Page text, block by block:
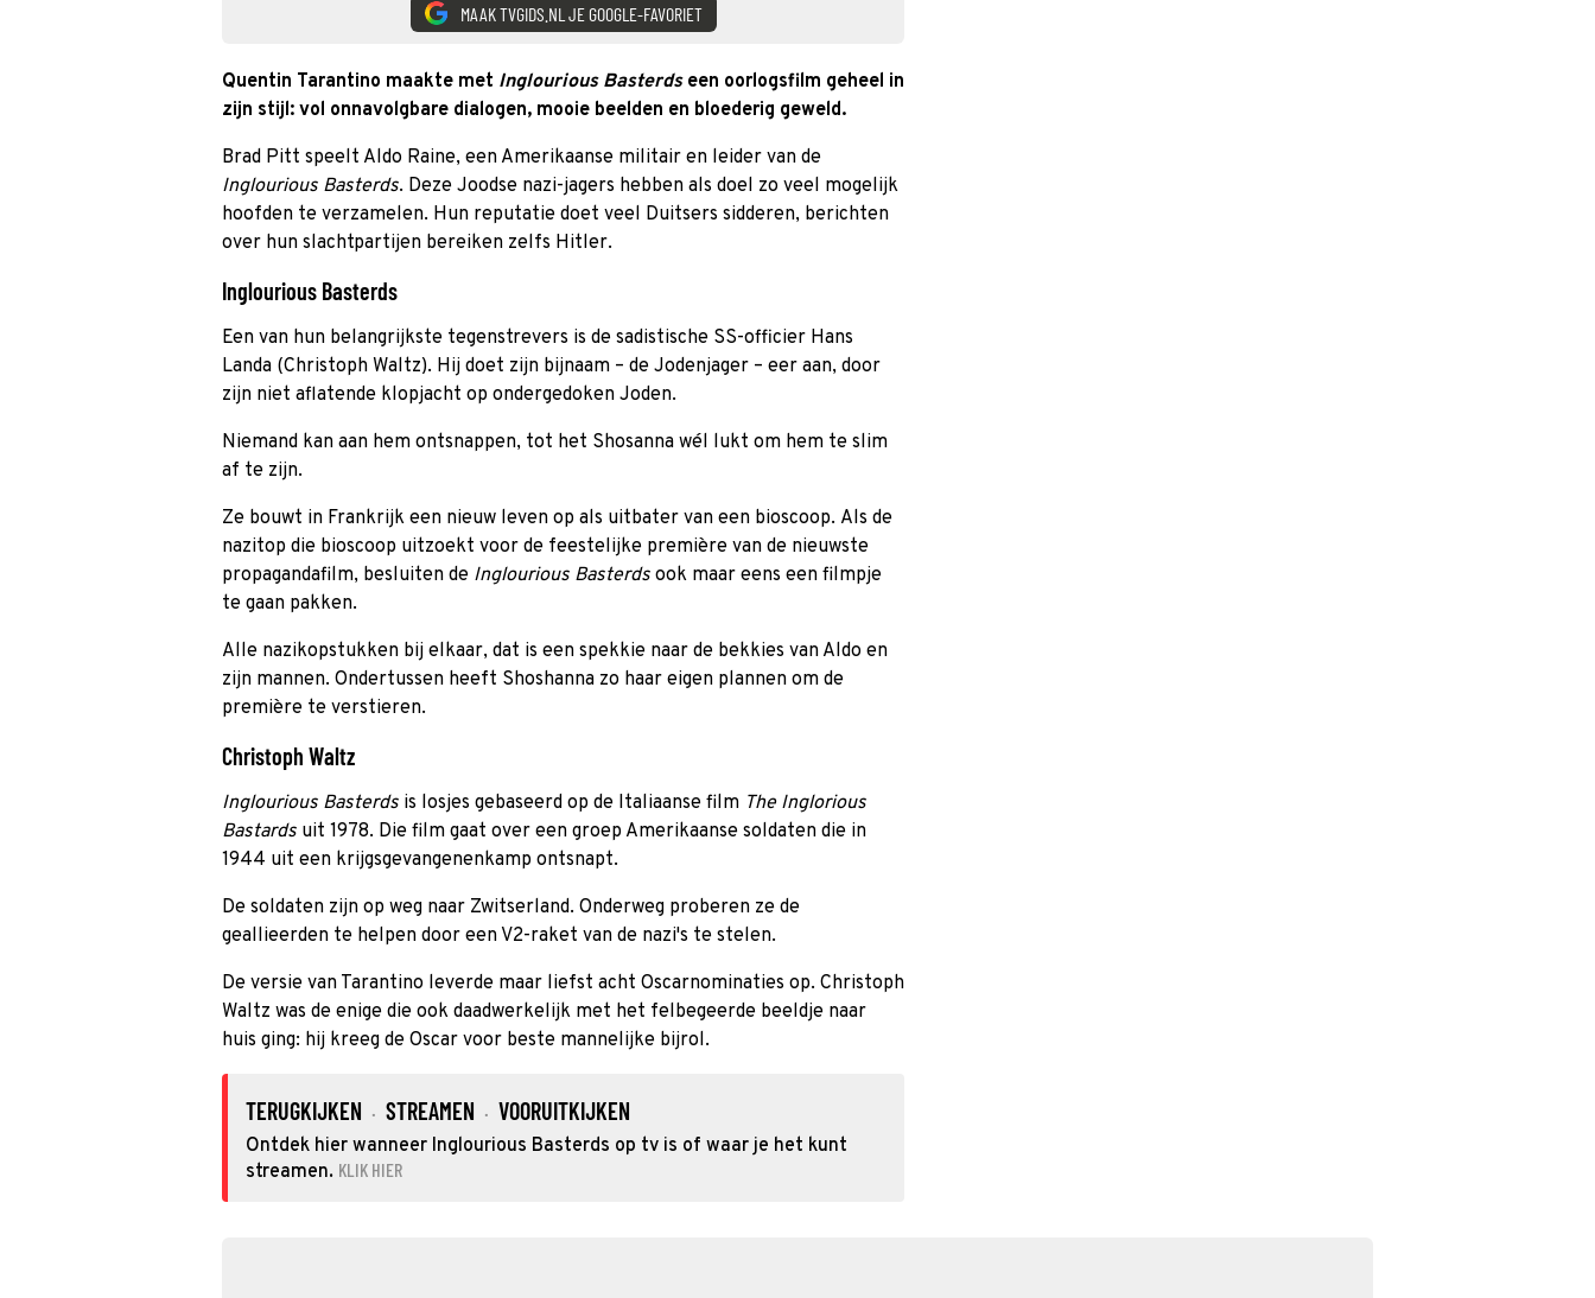
MAAK TVGIDS.NL JE GOOGLE-FAVORIET
Quentin Tarantino maakte met Inglourious Basterdseen oorlogsfilm geheel in
zijn stijl: vol onnavolgbare dialogen, mooie beelden en bloederig geweld.
Brad Pitt speelt Aldo Raine, een Amerikaanse militair en leider van de
Inglourious Basterds. Deze Joodse nazi-jagers hebben als doel zo veel mogelijk
hoofden te verzamelen. Hun reputatie doet veel Duitsers sidderen, berichten
over hun slachtpartijen bereiken zelfs Hitler.
Inglourious Basterds
Een van hun belangrijkste tegenstrevers is de sadistische SS-officier Hans
Landa (Christoph Waltz). Hij doet zijn bijnaam – de Jodenjager – eer aan, door
zijn niet aflatende klopjacht op ondergedoken Joden.
Niemand kan aan hem ontsnappen, tot het Shosanna wél lukt om hem te slim
af te zijn.
Ze bouwt in Frankrijk een nieuw leven op als uitbater van een bioscoop. Als de
nazitop die bioscoop uitzoekt voor de feestelijke première van de nieuwste
propagandafilm, besluiten de Inglourious Basterds ook maar eens een filmpje
te gaan pakken.
Alle nazikopstukken bij elkaar, dat is een spekkie naar de bekkies van Aldo en
zijn mannen. Ondertussen heeft Shoshanna zo haar eigen plannen om de
première te verstieren.
Christoph Waltz
Inglourious Basterds is losjes gebaseerd op de Italiaanse film The Inglorious
Bastards uit 1978. Die film gaat over een groep Amerikaanse soldaten die in
1944 uit een krijgsgevangenenkamp ontsnapt.
De soldaten zijn op weg naar Zwitserland. Onderweg proberen ze de
geallieerden te helpen door een V2-raket van de nazi's te stelen.
De versie van Tarantino leverde maar liefst acht Oscarnominaties op. Christoph
Waltz was de enige die ook daadwerkelijk met het felbegeerde beeldje naar
huis ging: hij kreeg de Oscar voor beste mannelijke bijrol.
TERUGKIJKEN · STREAMEN · VOORUITKIJKEN
Ontdek hier wanneer Inglourious Basterds op tv is of waar je het kunt
streamen. KLIK HIER